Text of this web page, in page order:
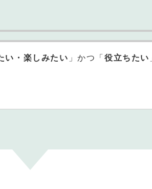
い・楽しみたい 」かつ「役立ちたい